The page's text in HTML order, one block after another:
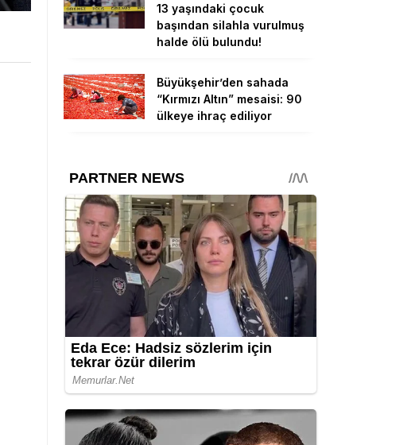
13 yaşındaki çocuk
başından silahla vurulmuş
halde ölü bulundu!
Büyükşehir’den sahada
“Kırmızı Altın” mesaisi: 90
ülkeye ihraç ediliyor